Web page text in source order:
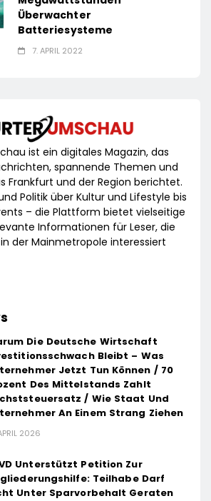
Überwachter
Batteriesysteme
7. APRIL 2022
ist ein digitales Magazin, das
spannende Themen und
Frankfurt und der Region berichtet.
Politik über Kultur und Lifestyle bis
– die Plattform bietet vielseitige
Informationen für Leser, die
der Mainmetropole interessiert
Die Deutsche Wirtschaft
Bleibt – Was
Jetzt Tun Können / 70
Des Mittelstands Zahlt
/ Wie Staat Und
An Einem Strang Ziehen
2026
Unterstützt Petition Zur
Teilhabe Darf
Unter Sparvorbehalt Geraten